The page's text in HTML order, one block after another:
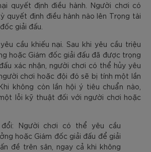
quyết định điều hành. Người chơi có
quyết định điều hành nào lên Trọng tài
giải đấu.
cầu khiếu nại. Sau khi yêu cầu triệu
hoặc Giám đốc giải đấu đã được trọng
xác nhận, người chơi có thể hủy yêu
chơi hoặc đội đó sẽ bị tính một lần
không còn lần hội ý tiêu chuẩn nào,
lỗi kỹ thuật đối với người chơi hoặc
Người chơi có thể yêu cầu
hoặc Giám đốc giải đấu để giải
đề trên sân, ngay cả khi không